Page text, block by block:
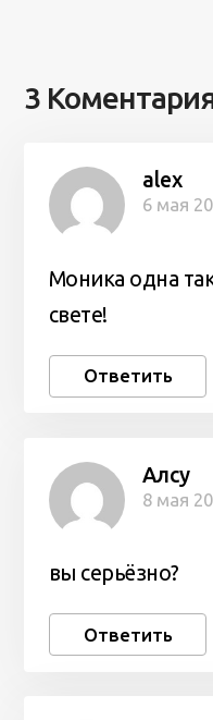
3
alex
6 мая
Моника одна
свете!
Ответить
Алсу
8 мая
вы серьёзно?
Ответить